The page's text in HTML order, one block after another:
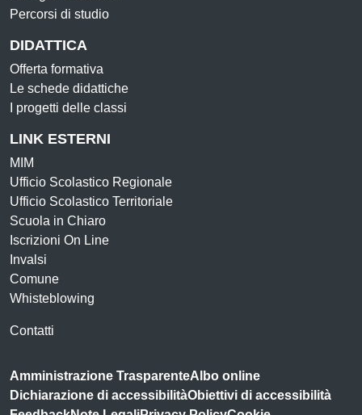
Percorsi di studio
DIDATTICA
Offerta formativa
Le schede didattiche
I progetti delle classi
LINK ESTERNI
MIM
Ufficio Scolastico Regionale
Ufficio Scolastico Territoriale
Scuola in Chiaro
Iscrizioni On Line
Invalsi
Comune
Whisteblowing
Contatti
Amministrazione TrasparenteAlbo online
Dichiarazione di accessibilitàObiettivi di accessibilità